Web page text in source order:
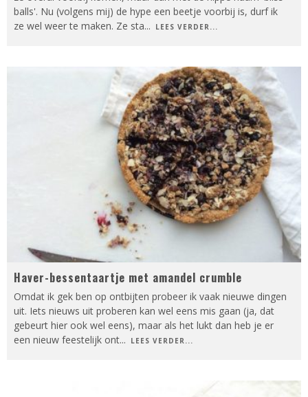
balls'. Nu (volgens mij) de hype een beetje voorbij is, durf ik
ze wel weer te maken. Ze sta... LEES VERDER...
Haver-bessentaartje met amandel crumble
Omdat ik gek ben op ontbijten probeer ik vaak nieuwe dingen
uit. Iets nieuws uit proberen kan wel eens mis gaan (ja, dat
gebeurt hier ook wel eens), maar als het lukt dan heb je er
een nieuw feestelijk ont... LEES VERDER...